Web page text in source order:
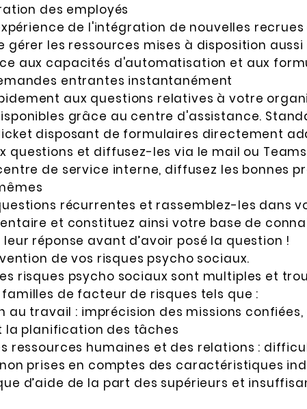
des employés
de l'intégration de nouvelles
gérer les ressources mises à disposition
aux capacités d'automatisation et aux
entrantes instantanément
aux questions relatives à votre
grâce au centre d'assistance.
disposant de formulaires directement
questions et diffusez-les via le mail ou
de service interne, diffusez les bonnes
récurrentes et rassemblez-les dans
et constituez ainsi votre base de
réponse avant d’avoir posé la question !
de vos risques psycho sociaux.
risques psycho sociaux sont multiples et
de facteur de risques tels que :
au travail : imprécision des missions
la planification des tâches
ressources humaines et des relations :
prises en comptes des caractéristiques
d’aide de la part des supérieurs et